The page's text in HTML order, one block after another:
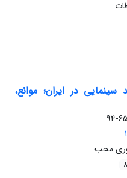
در ایران؛ موانع،
65-94
محب